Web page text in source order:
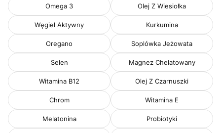
Omega 3 Olej Z Wiesiołka
Węgiel Aktywny Kurkumina
Oregano Soplówka Jeżowata
Selen Magnez Chelatowany
Witamina B12 Olej Z Czarnuszki
Chrom Witamina E
Melatonina Probiotyki